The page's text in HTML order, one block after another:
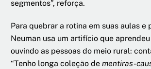
segmentos”, reforça.
Para quebrar a rotina em suas aulas e
Neuman usa um artifício que
ouvindo as pessoas do meio rural:
“Tenho longa coleção dementiras-